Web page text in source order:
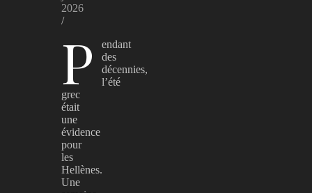
2026
/
P
endant
des
décennies,
l’été
grec
était
une
évidence
pour
les
Hellènes.
Une